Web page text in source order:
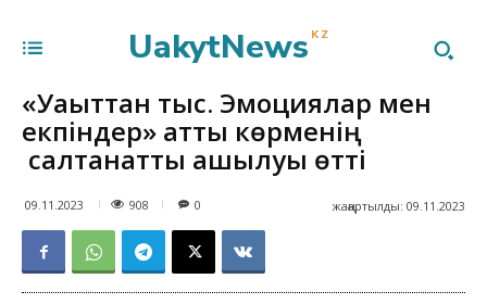
UakytNews KZ
«Уақыттан тыс. Эмоциялар мен
екпіндер» атты көрменің
салтанатты ашылуы өтті
09.11.2023 908 жаңартылды: 09.11.2023
0